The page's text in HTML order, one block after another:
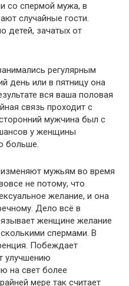
со спермой мужа, в
случайные гости.
детей, зачатых от
регулярным
день или в пятницу она
вся ваша половая
связь проходит с
мужчина был с
у женщины
больше.
мужьям во время
не потому, что
желание, и она
Дело всё в
женщине желание
спермами. В
Побеждает
улучшению
на свет более
мере так считает